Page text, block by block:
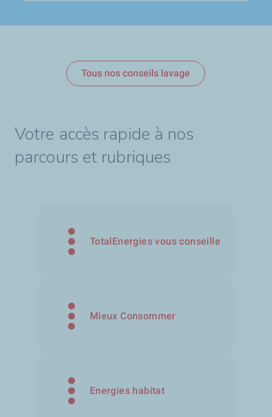
Tous nos conseils lavage
Votre accès rapide à nos
parcours et rubriques
TotalEnergies vous conseille
Mieux Consommer
Energies habitat